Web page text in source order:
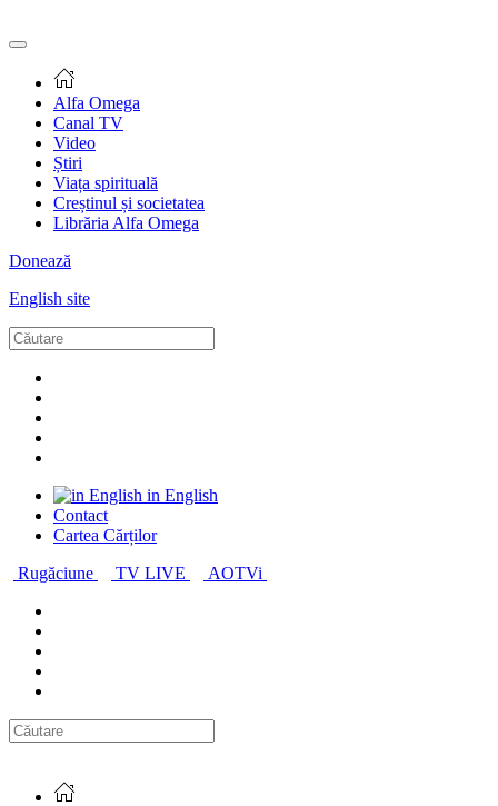
Alfa Omega
Canal TV
Video
Știri
Viața spirituală
Creștinul și societatea
Librăria Alfa Omega
Donează
English site
in English
Contact
Cartea Cărților
Rugăciune
TV LIVE AOTVi